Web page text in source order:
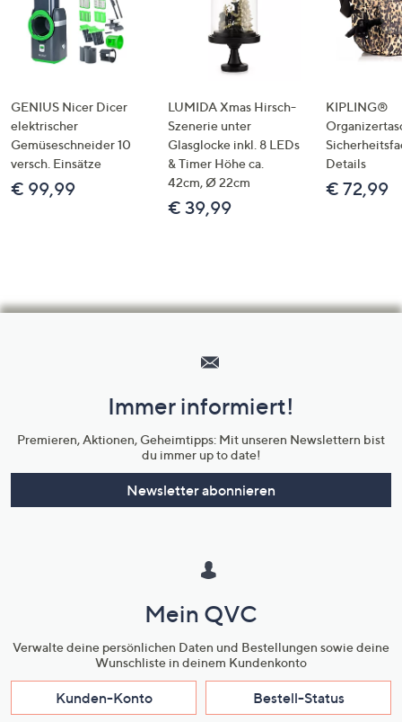
GENIUS Nicer Dicer
elektrischer
Gemüseschneider 10
versch. Einsätze
€ 99,99
LUMIDA Xmas Hirsch-
Szenerie unter
Glasglocke inkl. 8 LEDs
& Timer Höhe ca.
42cm, Ø 22cm
€ 39,99
KIPLING®
Details
€ 72,99
Unternehmensinformationen
Immer informiert!
Premieren, Aktionen, Geheimtipps: Mit unseren Newslettern bist
du immer up to date!
Newsletter abonnieren
Mein QVC
Verwalte deine persönlichen Daten und Bestellungen sowie deine
Wunschliste in deinem Kundenkonto
Kunden-Konto Bestell-Status